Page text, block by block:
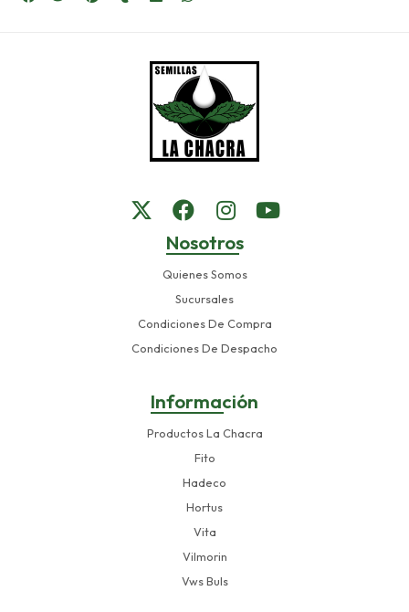
Nosotros
Quienes Somos
Sucursales
Condiciones De Compra
Condiciones De Despacho
Información
Productos La Chacra
Fito
Hadeco
Hortus
Vita
Vilmorin
Vws Buls